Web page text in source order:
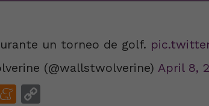
un torneo de golf.
(@wallstwolverine) April 8,
GmailMeneame